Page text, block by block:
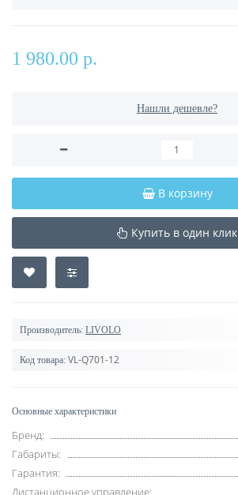
1 980.00 р.
Нашли дешевле?
В корзину
Купить в один клик
Производитель: LIVOLO
Код товара: VL-Q701-12
Основные характеристики
Бренд:
Габариты:
Гарантия:
Дистанционное управление: